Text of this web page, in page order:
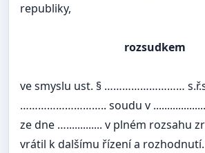
republiky,
rozsudkem
ve smyslu ust. § ………………………
……………………….. soudu v
ze dne …............. v plném rozsahu
vrátil k dalšímu řízení a rozhodnutí.